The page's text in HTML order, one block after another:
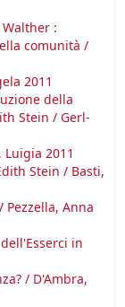
:
comunità /
2011
della
Stein / Gerl-
2011
Stein / Basti,
Anna
in
/ D'Ambra,